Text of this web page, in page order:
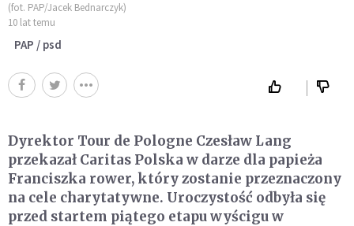
(fot. PAP/Jacek Bednarczyk)
10 lat temu
PAP / psd
Dyrektor Tour de Pologne Czesław Lang
przekazał Caritas Polska w darze dla papieża
Franciszka rower, który zostanie przeznaczony
na cele charytatywne. Uroczystość odbyła się
przed startem piątego etapu wyścigu w